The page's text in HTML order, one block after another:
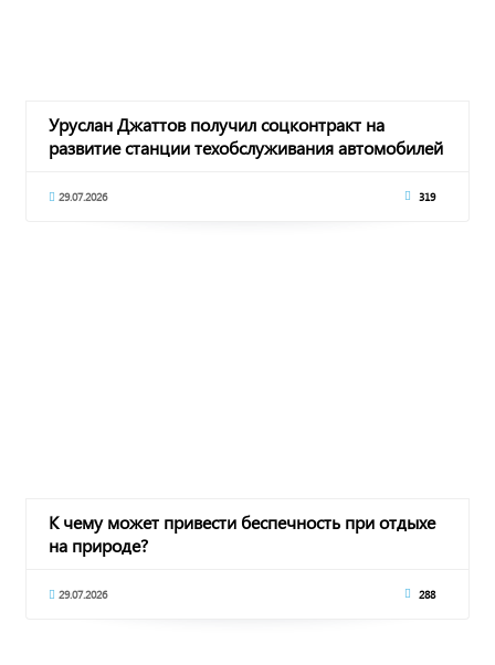
Уруслан Джаттов получил соцконтракт на
развитие станции техобслуживания автомобилей
29.07.2026 319
К чему может привести беспечность при отдыхе
на природе?
29.07.2026 288